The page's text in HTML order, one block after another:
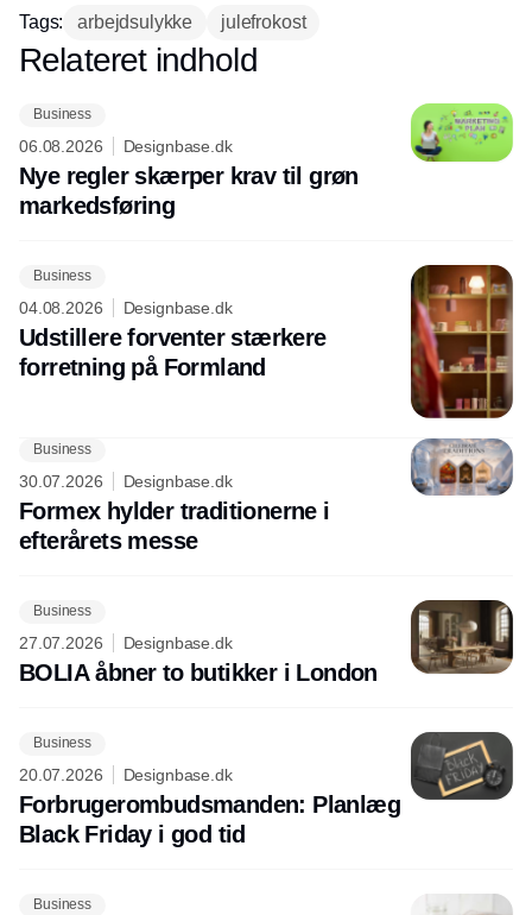
Tags: arbejdsulykke julefrokost
Annonce
Relateret indhold
Business
06.08.2026 Designbase.dk
Nye regler skærper krav til grøn
markedsføring
Business
04.08.2026 Designbase.dk
Udstillere forventer stærkere
forretning på Formland
Business
30.07.2026 Designbase.dk
Formex hylder traditionerne i
efterårets messe
Business
27.07.2026 Designbase.dk
BOLIA åbner to butikker i London
Business
20.07.2026 Designbase.dk
Forbrugerombudsmanden: Planlæg
Black Friday i god tid
Business